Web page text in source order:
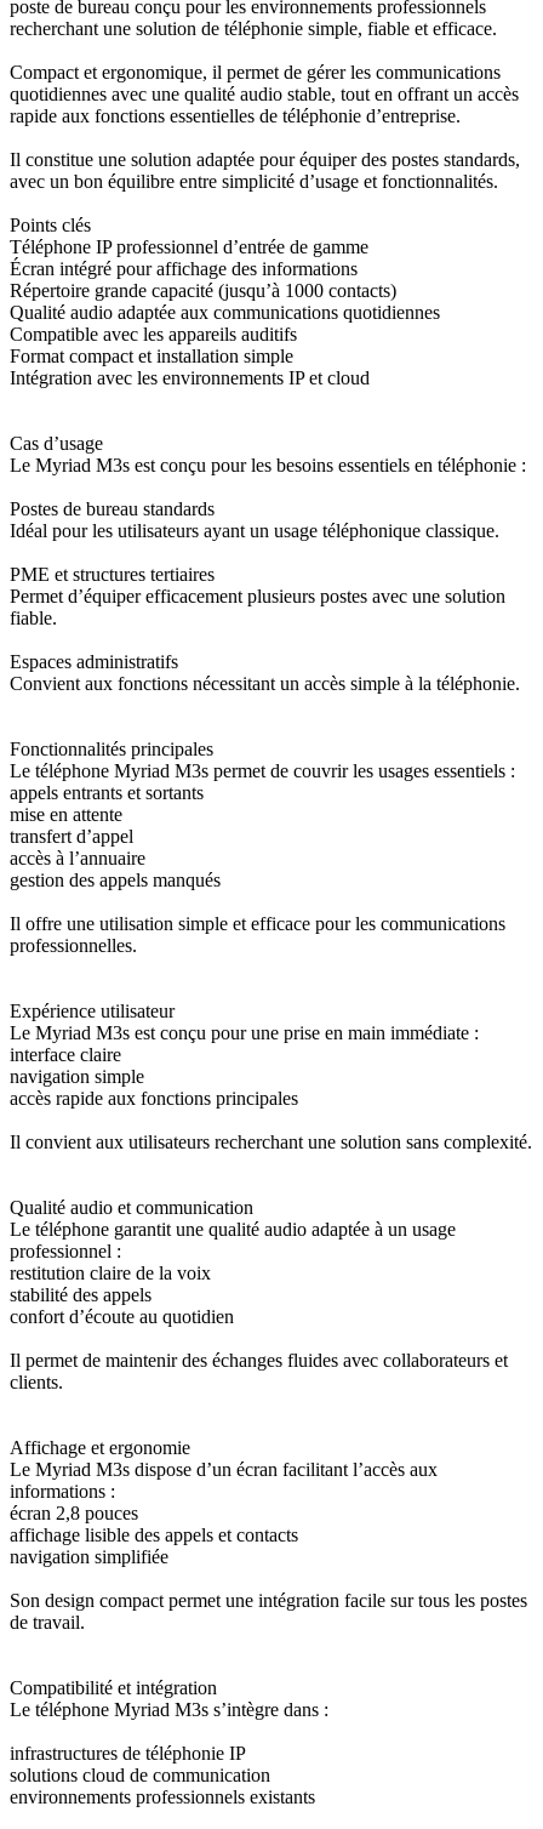
poste de bureau conçu pour les environnements professionnels
recherchant une solution de téléphonie simple, fiable et efficace.
Compact et ergonomique, il permet de gérer les communications
quotidiennes avec une qualité audio stable, tout en offrant un accès
rapide aux fonctions essentielles de téléphonie d’entreprise.
Il constitue une solution adaptée pour équiper des postes standards,
avec un bon équilibre entre simplicité d’usage et fonctionnalités.
Points clés
Téléphone IP professionnel d’entrée de gamme
Écran intégré pour affichage des informations
Répertoire grande capacité (jusqu’à 1000 contacts)
Qualité audio adaptée aux communications quotidiennes
Compatible avec les appareils auditifs
Format compact et installation simple
Intégration avec les environnements IP et cloud
Cas d’usage
Le Myriad M3s est conçu pour les besoins essentiels en téléphonie :
Postes de bureau standards
Idéal pour les utilisateurs ayant un usage téléphonique classique.
PME et structures tertiaires
Permet d’équiper efficacement plusieurs postes avec une solution
fiable.
Espaces administratifs
Convient aux fonctions nécessitant un accès simple à la téléphonie.
Fonctionnalités principales
Le téléphone Myriad M3s permet de couvrir les usages essentiels :
appels entrants et sortants
mise en attente
transfert d’appel
accès à l’annuaire
gestion des appels manqués
Il offre une utilisation simple et efficace pour les communications
professionnelles.
Expérience utilisateur
Le Myriad M3s est conçu pour une prise en main immédiate :
interface claire
navigation simple
accès rapide aux fonctions principales
Il convient aux utilisateurs recherchant une solution sans complexité.
Qualité audio et communication
Le téléphone garantit une qualité audio adaptée à un usage
professionnel :
restitution claire de la voix
stabilité des appels
confort d’écoute au quotidien
Il permet de maintenir des échanges fluides avec collaborateurs et
clients.
Affichage et ergonomie
Le Myriad M3s dispose d’un écran facilitant l’accès aux
informations :
écran 2,8 pouces
affichage lisible des appels et contacts
navigation simplifiée
Son design compact permet une intégration facile sur tous les postes
de travail.
Compatibilité et intégration
Le téléphone Myriad M3s s’intègre dans :
infrastructures de téléphonie IP
solutions cloud de communication
environnements professionnels existants